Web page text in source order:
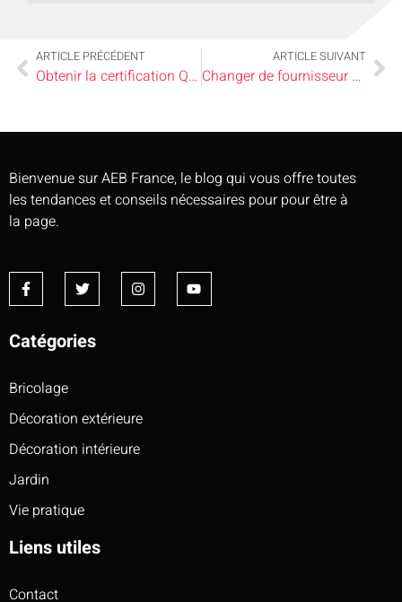
ARTICLE PRÉCÉDENT
Obtenir la certification Qualibat pour des travaux maison sereins et un chantier sans mauvaises surprises
ARTICLE SUIVANT
Changer de fournisseur d’électricité pour la maison : pourquoi octopus energy séduit les foyers économes
Bienvenue sur AEB France, le blog qui vous offre toutes
les tendances et conseils nécessaires pour pour être à
la page.
Catégories
Bricolage
Décoration extérieure
Décoration intérieure
Jardin
Vie pratique
Liens utiles
Contact